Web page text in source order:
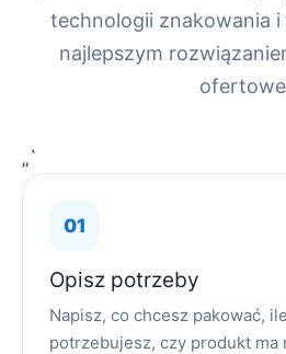
technologii znakowania
najlepszym
„`
Opisz potrzeby
Napisz, co chcesz pakować,
potrzebujesz, czy produkt ma